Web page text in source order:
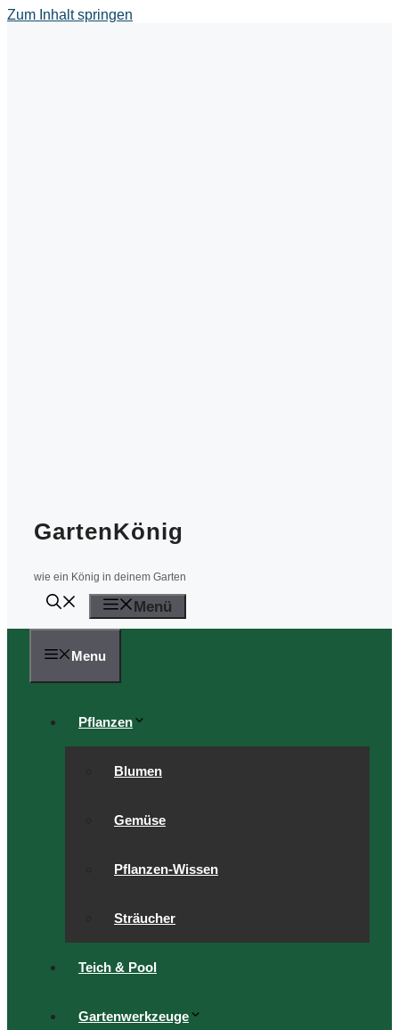
Zum Inhalt springen
GartenKönig
wie ein König in deinem Garten
Menü
Menu
Pflanzen
Blumen
Gemüse
Pflanzen-Wissen
Sträucher
Teich & Pool
Gartenwerkzeuge